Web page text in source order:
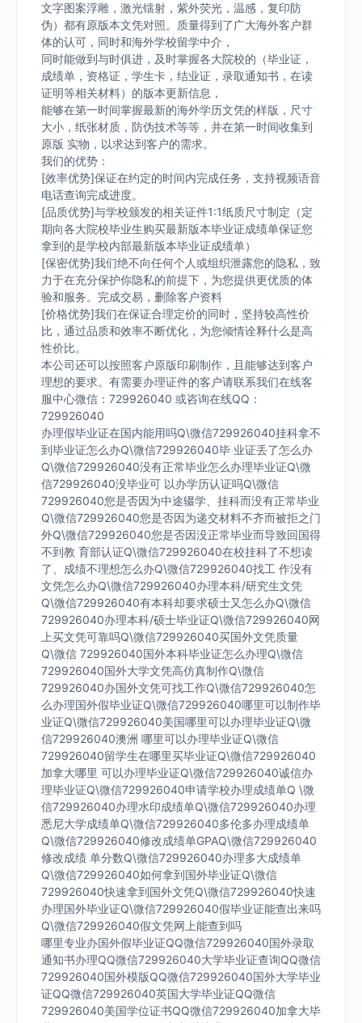
文字图案浮雕，激光镭射，紫外荧光，温感，复印防
伪）都有原版本文凭对照。质量得到了广大海外客户群
体的认可，同时和海外学校留学中介，
同时能做到与时俱进，及时掌握各大院校的（毕业证，
成绩单，资格证，学生卡，结业证，录取通知书，在读
证明等相关材料）的版本更新信息，
能够在第一时间掌握最新的海外学历文凭的样版，尺寸
大小，纸张材质，防伪技术等等，并在第一时间收集到
原版 实物，以求达到客户的需求。
我们的优势：
[效率优势]保证在约定的时间内完成任务，支持视频语音
电话查询完成进度。
[品质优势]与学校颁发的相关证件1:1纸质尺寸制定（定
期向各大院校毕业生购买最新版本毕业证成绩单保证您
拿到的是学校内部最新版本毕业证成绩单）
[保密优势]我们绝不向任何个人或组织泄露您的隐私，致
力于在充分保护你隐私的前提下，为您提供更优质的体
验和服务。完成交易，删除客户资料
[价格优势]我们在保证合理定价的同时，坚持较高性价
比，通过品质和效率不断优化，为您倾情诠释什么是高
性价比。
本公司还可以按照客户原版印刷制作，且能够达到客户
理想的要求。有需要办理证件的客户请联系我们在线客
服中心微信：729926040 或咨询在线QQ：
729926040
办理假毕业证在国内能用吗Q\微信729926040挂科拿不
到毕业证怎么办Q\微信729926040毕 业证丢了怎么办
Q\微信729926040没有正常毕业怎么办理毕业证Q\微
信729926040没毕业可 以办学历认证吗Q\微信
729926040您是否因为中途辍学、挂科而没有正常毕业
Q\微信729926040您是否因为递交材料不齐而被拒之门
外Q\微信729926040您是否因没正常毕业而导致回国得
不到教 育部认证Q\微信729926040在校挂科了不想读
了、成绩不理想怎么办Q\微信729926040找工 作没有
文凭怎么办Q\微信729926040办理本科/研究生文凭
Q\微信729926040有本科却要求硕士又怎么办Q\微信
729926040办理本科/硕士毕业证Q\微信729926040网
上买文凭可靠吗Q\微信729926040买国外文凭质量
Q\微信 729926040国外本科毕业证怎么办理Q\微信
729926040国外大学文凭高仿真制作Q\微信
729926040办国外文凭可找工作Q\微信729926040怎
么办理国外假毕业证Q\微信729926040哪里可以制作毕
业证Q\微信729926040美国哪里可以办理毕业证Q\微
信729926040澳洲 哪里可以办理毕业证Q\微信
729926040留学生在哪里买毕业证Q\微信729926040
加拿大哪里 可以办理毕业证Q\微信729926040诚信办
理毕业证Q\微信729926040申请学校办理成绩单Q \微
信729926040办理水印成绩单Q\微信729926040办理
悉尼大学成绩单Q\微信729926040多伦多办理成绩单
Q\微信729926040修改成绩单GPAQ\微信729926040
修改成绩 单分数Q\微信729926040办理多大成绩单
Q\微信729926040如何拿到国外毕业证Q\微信
729926040快速拿到国外文凭Q\微信729926040快速
办理国外毕业证Q\微信729926040假毕业证能查出来吗
Q\微信729926040假文凭网上能查到吗
哪里专业办国外假毕业证QQ微信729926040国外录取
通知书办理QQ微信729926040大学毕业证查询QQ微信
729926040国外模版QQ微信729926040国外大学毕业
证QQ微信729926040英国大学毕业证QQ微信
729926040美国学位证书QQ微信729926040加拿大毕